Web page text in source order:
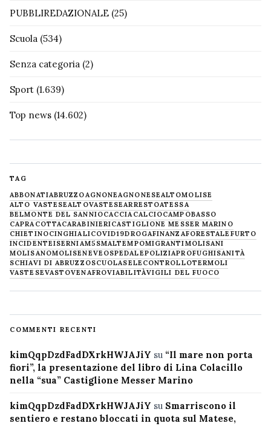
PUBBLIREDAZIONALE (25)
Scuola (534)
Senza categoria (2)
Sport (1.639)
Top news (14.602)
TAG
ABBONATIABRUZZOAGNONEAGNONESEALTOMOLISE
ALTO VASTESEALTOVASTESEARRESTOATESSA
BELMONTE DEL SANNIOCACCIA CALCIOCAMPOBASSO
CAPRACOTTACARABINIERICASTIGLIONE MESSER MARINO
CHIETINOCINGHIALICOVID19DROGAFINANZAFORESTALE FURTO
INCIDENTEISERNIAM5SMALTEMPOMIGRANTIMOLISANI
MOLISANOMOLISENEVE OSPEDALEPOLIZIAPROFUGHISANITÀ
SCHIAVI DI ABRUZZOSCUOLASELECONTROLLOTERMOLI
VASTESEVASTOVENAFROVIABILITÀVIGILI DEL FUOCO
COMMENTI RECENTI
kimQqpDzdFadDXrkHWJAJiY su “Il mare non porta
fiori”, la presentazione del libro di Lina Colacillo
nella “sua” Castiglione Messer Marino
kimQqpDzdFadDXrkHWJAJiY su Smarriscono il
sentiero e restano bloccati in quota sul Matese,